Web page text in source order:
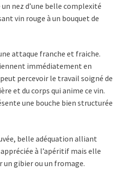
nez d’une belle complexité
vin rouge à un bouquet de
attaque franche et fraiche.
immédiatement en
percevoir le travail soigné de
et du corps qui anime ce vin.
une bouche bien structurée
belle adéquation alliant
à l’apéritif mais elle
gibier ou un fromage.